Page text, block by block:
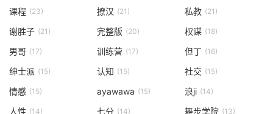
课程 (23) 撩汉 (21) 私教 (21)
谢胜子 (21) 完整版 (20) 权谋 (18)
男哥 (17) 训练营 (17) 但丁 (16)
绅士派 (15) 认知 (15) 社交 (15)
情感 (15) ayawawa (15) 浪ji (14)
人性 (14) 七分 (14) 舞步学院 (13)